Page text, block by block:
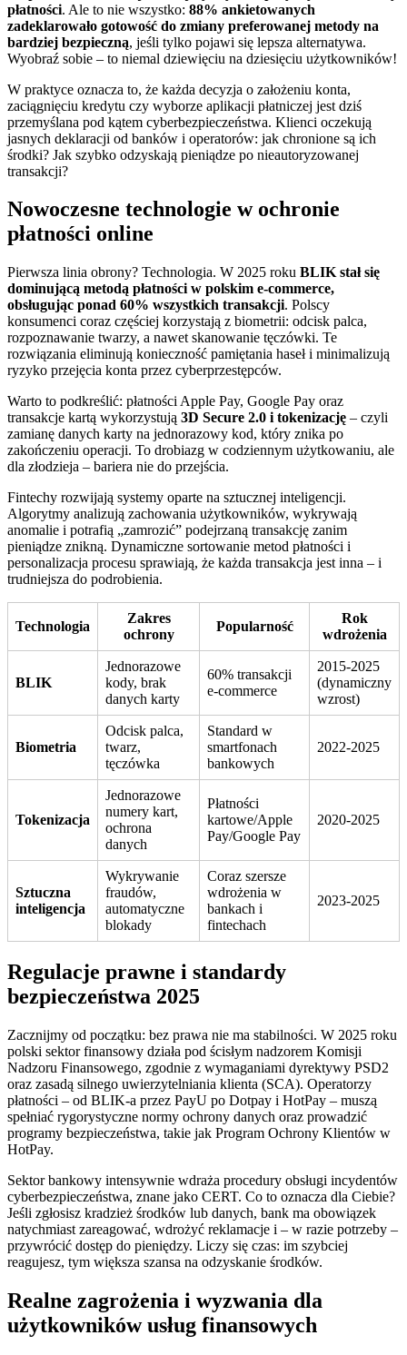
płatności. Ale to nie wszystko: 88% ankietowanych
zadeklarowało gotowość do zmiany preferowanej metody na
bardziej bezpieczną, jeśli tylko pojawi się lepsza alternatywa.
Wyobraź sobie – to niemal dziewięciu na dziesięciu użytkowników!
W praktyce oznacza to, że każda decyzja o założeniu konta,
zaciągnięciu kredytu czy wyborze aplikacji płatniczej jest dziś
przemyślana pod kątem cyberbezpieczeństwa. Klienci oczekują
jasnych deklaracji od banków i operatorów: jak chronione są ich
środki? Jak szybko odzyskają pieniądze po nieautoryzowanej
transakcji?
Nowoczesne technologie w ochronie
płatności online
Pierwsza linia obrony? Technologia. W 2025 roku BLIK stał się
dominującą metodą płatności w polskim e-commerce,
obsługując ponad 60% wszystkich transakcji. Polscy
konsumenci coraz częściej korzystają z biometrii: odcisk palca,
rozpoznawanie twarzy, a nawet skanowanie tęczówki. Te
rozwiązania eliminują konieczność pamiętania haseł i minimalizują
ryzyko przejęcia konta przez cyberprzestępców.
Warto to podkreślić: płatności Apple Pay, Google Pay oraz
transakcje kartą wykorzystują 3D Secure 2.0 i tokenizację – czyli
zamianę danych karty na jednorazowy kod, który znika po
zakończeniu operacji. To drobiazg w codziennym użytkowaniu, ale
dla złodzieja – bariera nie do przejścia.
Fintechy rozwijają systemy oparte na sztucznej inteligencji.
Algorytmy analizują zachowania użytkowników, wykrywają
anomalie i potrafią „zamrozić” podejrzaną transakcję zanim
pieniądze znikną. Dynamiczne sortowanie metod płatności i
personalizacja procesu sprawiają, że każda transakcja jest inna – i
trudniejsza do podrobienia.
Technologia
Zakres
ochrony
Popularność
Rok
wdrożenia
BLIK
Jednorazowe
kody, brak
danych karty
60% transakcji
e-commerce
2015-2025
(dynamiczny
wzrost)
Biometria
Odcisk palca,
twarz,
tęczówka
Standard w
smartfonach
bankowych
2022-2025
Tokenizacja
Jednorazowe
numery kart,
ochrona
danych
Płatności
kartowe/Apple
Pay/Google Pay
2020-2025
Sztuczna
inteligencja
Wykrywanie
fraudów,
automatyczne
blokady
Coraz szersze
wdrożenia w
bankach i
fintechach
2023-2025
Regulacje prawne i standardy
bezpieczeństwa 2025
Zacznijmy od początku: bez prawa nie ma stabilności. W 2025 roku
polski sektor finansowy działa pod ścisłym nadzorem Komisji
Nadzoru Finansowego, zgodnie z wymaganiami dyrektywy PSD2
oraz zasadą silnego uwierzytelniania klienta (SCA). Operatorzy
płatności – od BLIK-a przez PayU po Dotpay i HotPay – muszą
spełniać rygorystyczne normy ochrony danych oraz prowadzić
programy bezpieczeństwa, takie jak Program Ochrony Klientów w
HotPay.
Sektor bankowy intensywnie wdraża procedury obsługi incydentów
cyberbezpieczeństwa, znane jako CERT. Co to oznacza dla Ciebie?
Jeśli zgłosisz kradzież środków lub danych, bank ma obowiązek
natychmiast zareagować, wdrożyć reklamacje i – w razie potrzeby –
przywrócić dostęp do pieniędzy. Liczy się czas: im szybciej
reagujesz, tym większa szansa na odzyskanie środków.
Realne zagrożenia i wyzwania dla
użytkowników usług finansowych